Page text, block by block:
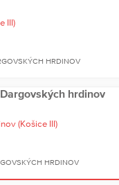
III)
HRDINOV
hrdinov
(Košice III)
HRDINOV